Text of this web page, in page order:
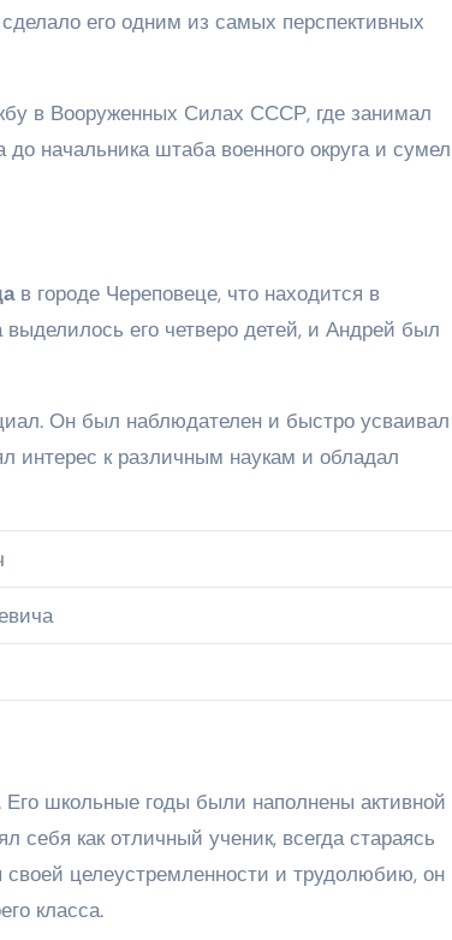
его одним из самых перспективных
в Вооруженных Силах СССР, где занимал
начальника штаба военного округа и сумел
в городе Череповеце, что находится в
его четверо детей, и Андрей был
Он был наблюдателен и быстро усваивал
к различным наукам и обладал
школьные годы были наполнены активной
себя как отличный ученик, всегда стараясь
целеустремленности и трудолюбию, он
класса.